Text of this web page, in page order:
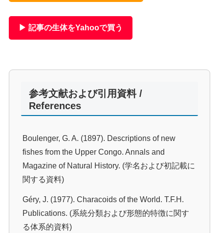
▶ 記事の生体をYahooで買う
参考文献および引用資料 /
References
Boulenger, G. A. (1897). Descriptions of new
fishes from the Upper Congo. Annals and
Magazine of Natural History. (学名および初記載に
関する資料)
Géry, J. (1977). Characoids of the World. T.F.H.
Publications. (系統分類および形態的特徴に関す
る体系的資料)